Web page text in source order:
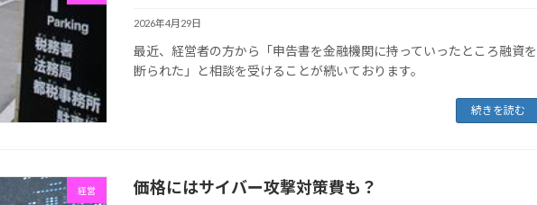
2026年4月29日
最近、経営者の方から「申告書を金融機関に持っていったところ融資を
断られた」と相談を受けることが続いております。
続きを読む
経営 価格にはサイバー攻撃対策費も？